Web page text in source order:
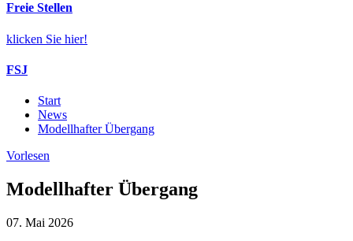
Freie Stellen
klicken Sie hier!
FSJ
Start
News
Modellhafter Übergang
Vorlesen
Modellhafter Übergang
07. Mai 2026